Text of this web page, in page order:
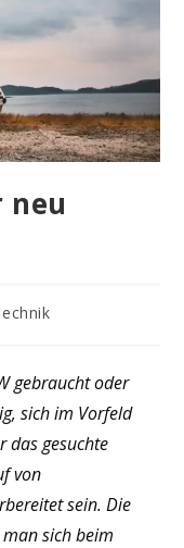
neu
gebraucht oder
sich im Vorfeld
das gesuchte
von
sein. Die
sich beim